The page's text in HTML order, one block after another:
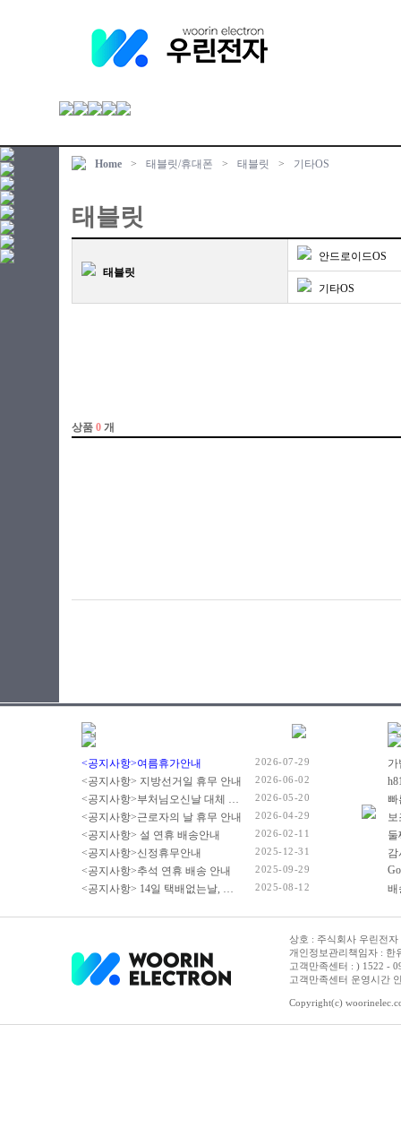
Home > 태블릿/휴대폰 > 태블릿 > 기타OS
태블릿
태블릿
안드로이드OS
기타OS
<공지사항>여름휴가안내 2026-07-29
<공지사항> 지방선거일 휴무 안내 2026-06-02
<공지사항>부처님오신날 대체 휴무 안내 2026-05-20
<공지사항>근로자의 날 휴무 안내 2026-04-29
<공지사항> 설 연휴 배송안내 2026-02-11
<공지사항>신정휴무안내 2025-12-31
<공지사항>추석 연휴 배송 안내 2025-09-29
<공지사항> 14일 택배없는날, 광복절 휴무 배송 안내 2025-08-12
빠
감
상호 : 주식회사 우린전
개인정보관리책임자 : 한
고객만족센터 : ) 1522 -
고객만족센터 운영시간
Copyright(c)